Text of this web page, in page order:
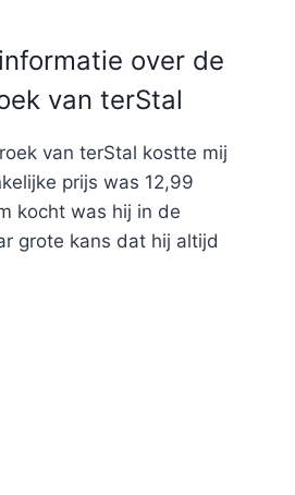
over de
van terStal
van terStal kostte mij
prijs was 12,99
kocht was hij in de
grote kans dat hij altijd